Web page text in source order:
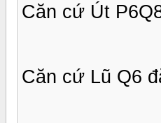
Căn cứ Út
Căn cứ Lũ Q6